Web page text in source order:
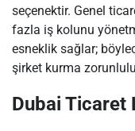
seçenektir. Genel
fazla iş kolunu
esneklik sağlar;
şirket kurma
Dubai Ticaret